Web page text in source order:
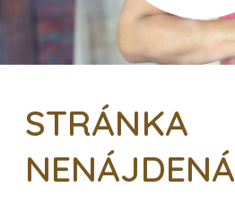
STRÁNKA
NENÁJDENÁ